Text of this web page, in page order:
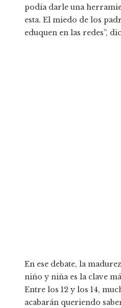
podía darle una
esta. El miedo de los
eduquen en las redes”,
En ese debate, la
niño y niña es la clave
Entre los 12 y los 14,
acabarán queriendo